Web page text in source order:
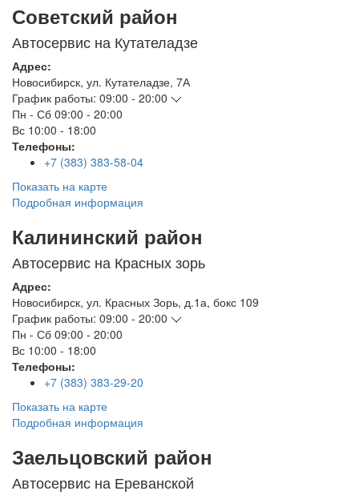
Советский район
Автосервис на Кутателадзе
Адрес:
Новосибирск, ул. Кутателадзе, 7А
График работы: 09:00 - 20:00
Пн - Сб 09:00 - 20:00
Вс 10:00 - 18:00
Телефоны:
+7 (383) 383-58-04
Показать на карте
Подробная информация
Калининский район
Автосервис на Красных зорь
Адрес:
Новосибирск, ул. Красных Зорь, д.1а, бокс 109
График работы: 09:00 - 20:00
Пн - Сб 09:00 - 20:00
Вс 10:00 - 18:00
Телефоны:
+7 (383) 383-29-20
Показать на карте
Подробная информация
Заельцовский район
Автосервис на Ереванской